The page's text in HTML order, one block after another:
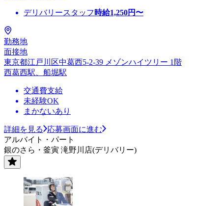
デリバリースタッフ 時給1,250円〜
勤務地
面接地
東京都江戸川区中葛西5-2-39 メゾンハイツリー 1階
西葛西駅、船堀駅
交通費支給
未経験OK
まかないあり
詳細を見る
応募画面に進む
アルバイト・パート
銀のさら・釜寅 滝野川店(デリバリー)